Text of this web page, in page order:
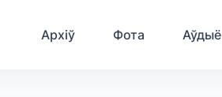
Архіў Фота Аўдыё